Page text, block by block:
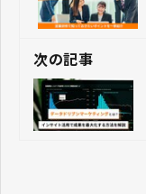
次の記事